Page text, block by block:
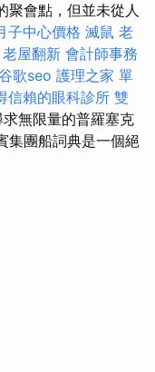
聚會點，但並未從人
子中心價格 滅鼠 老
老屋翻新 會計師事務
歌seo 護理之家 單
信賴的眼科診所 雙
無限量的普羅塞克
集團船詞典是一個絕